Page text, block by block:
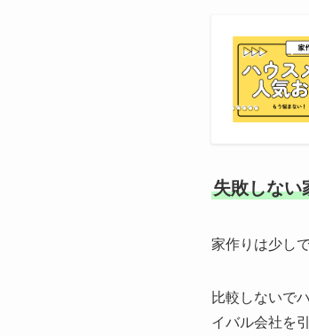
失敗しない
家作りは少し
比較しないで
イバル会社を